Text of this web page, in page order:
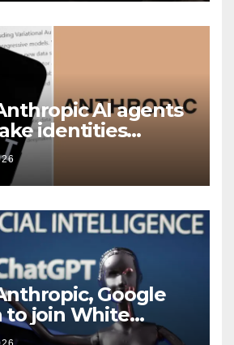
AI agents
identities
cyber tests:
Google
to join White
meeting